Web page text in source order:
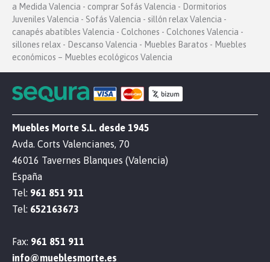
a Medida Valencia - comprar Sofás Valencia - Dormitorios
Juveniles Valencia - Sofás Valencia - sillón relax Valencia -
canapés abatibles Valencia - Colchones - Colchones Valencia -
sillones relax - Descanso Valencia - Muebles Baratos - Muebles
económicos – Muebles ecológicos Valencia
Muebles Morte S.L. desde 1945
Avda. Corts Valencianes, 70
46016 Tavernes Blanques (Valencia)
España
Tel: 961 851 911
Tel: 652163673
Fax: 961 851 911
info@mueblesmorte.es